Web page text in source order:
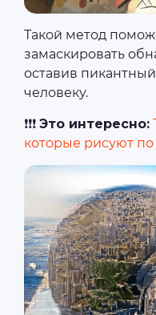
Такой метод
замаскировать
оставив
человеку.
❗❗❗ Это интересно:
которые рисуют по